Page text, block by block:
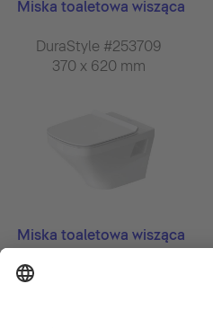
Miska toaletowa wisząca
DuraStyle #253709
370 x 620 mm
Miska toaletowa wisząca